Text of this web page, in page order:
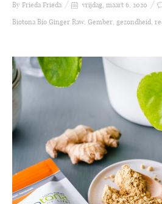
By Frieda Frieda vrijdag, maart 6, 2020
Biotona Bio Ginger Raw, Gember, gezondheid,